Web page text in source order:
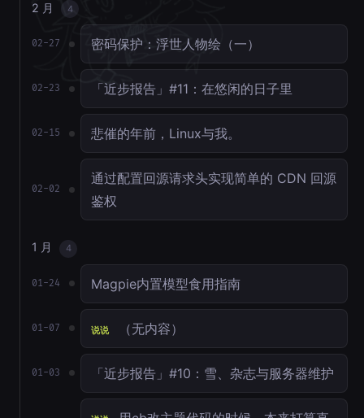
2 月 4
02-27 密码保护：浮世人物绘（一）
02-23 「近步报告」#11：在悠闲的日子里
02-15 悲催的年前，Linux与我。
02-02
通过配置回源请求头实现简单的 CDN 回源
鉴权
1 月 4
01-24 Magpie内置模型食用指南
01-07 说说 （无内容）
01-03 「近步报告」#10：雪、杂志与服务器维护